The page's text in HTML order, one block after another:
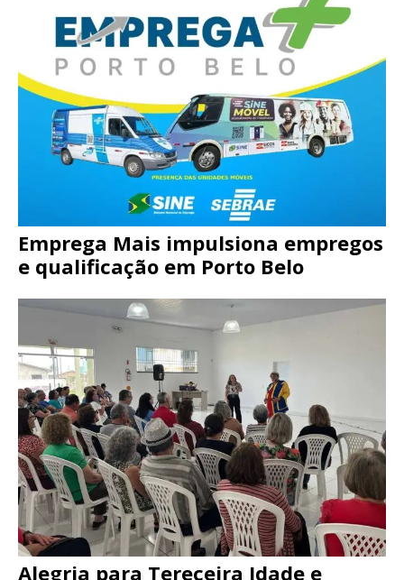
Emprega Mais impulsiona empregos
e qualificação em Porto Belo
Alegria para Tereceira Idade e